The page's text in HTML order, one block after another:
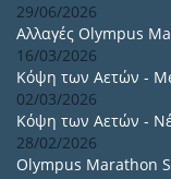
29/06/2026
Αλλαγές Olympus
16/03/2026
Κόψη των Αετών -
02/03/2026
Κόψη των Αετών -
28/02/2026
Olympus Marathon